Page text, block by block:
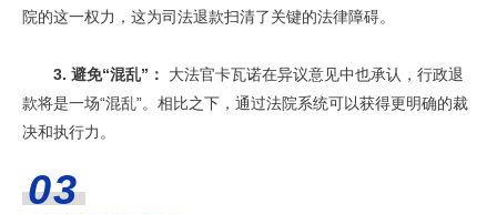
院的这一权力，这为司法退款扫清了关键的法律障碍。
3. 避免“混乱”：
大法官卡瓦诺在异议意见中也承认，行政退
款将是一场“混乱”。相比之下，通过法院系统可以获得更明确的裁
决和执行力。
03